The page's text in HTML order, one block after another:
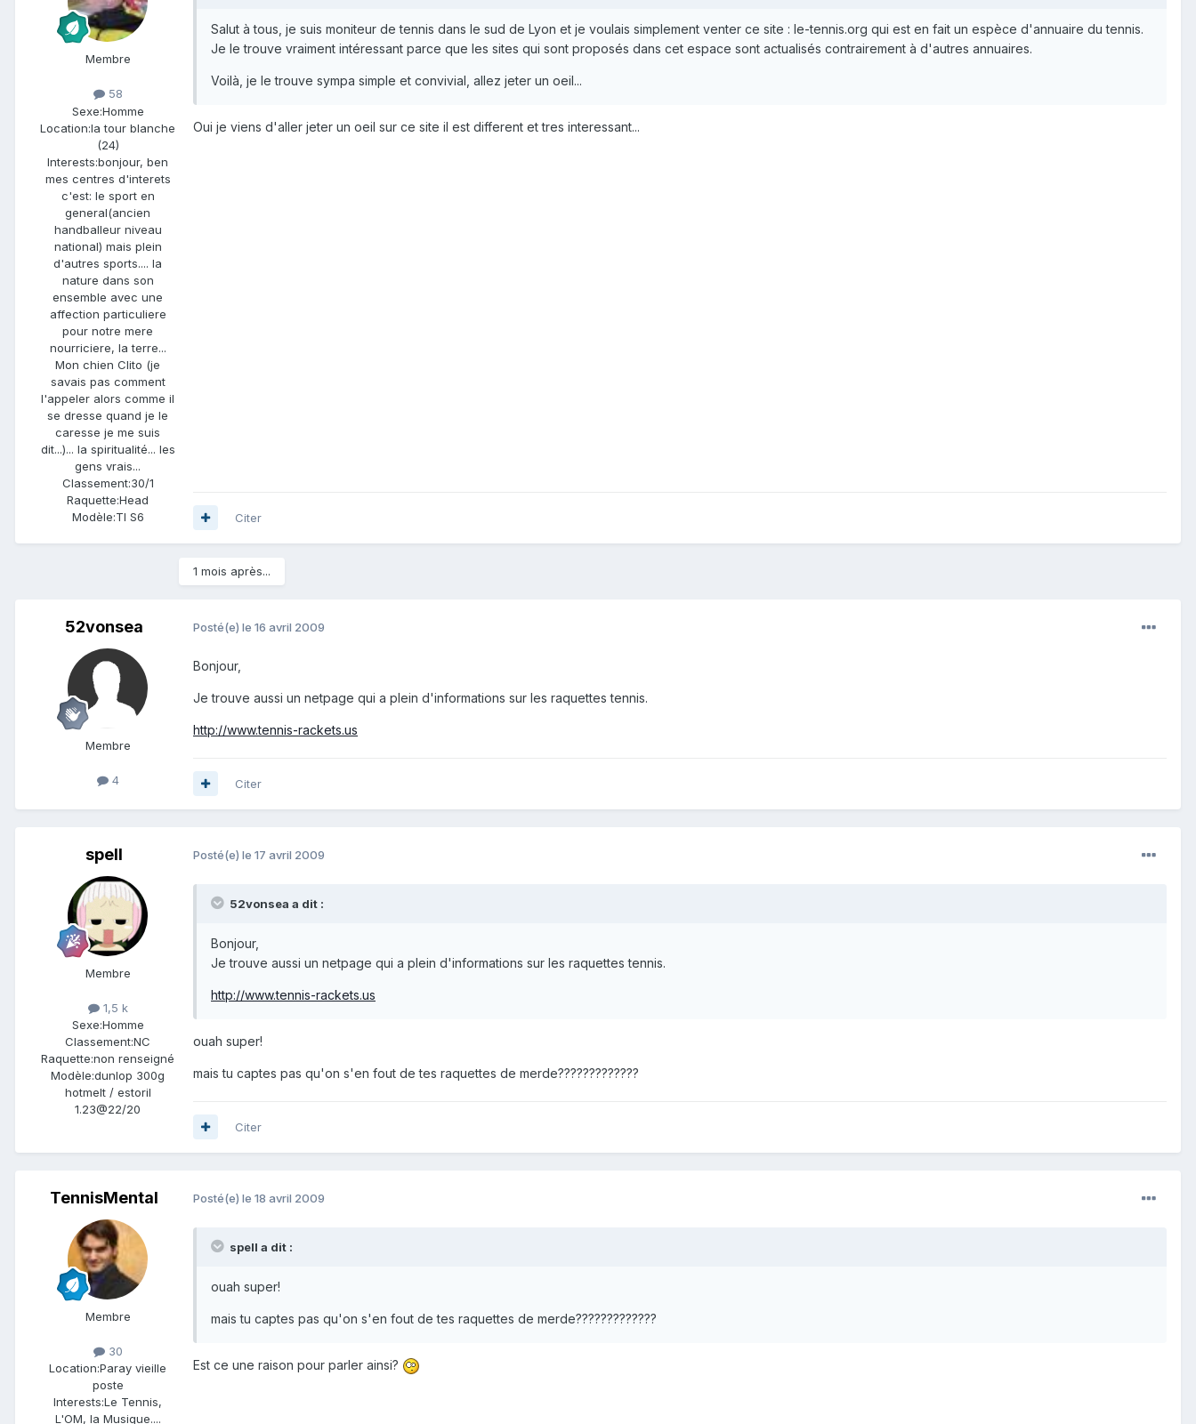
Membre
58
Sexe:Homme
Location:la tour blanche
(24)
Interests:bonjour, ben
mes centres d'interets
c'est: le sport en
general(ancien
handballeur niveau
national) mais plein
d'autres sports.... la
nature dans son
ensemble avec une
affection particuliere
pour notre mere
nourriciere, la terre...
Mon chien Clito (je
savais pas comment
l'appeler alors comme il
se dresse quand je le
caresse je me suis
dit...)... la spiritualité... les
gens vrais...
Classement:30/1
Raquette:Head
Modèle:TI S6
Salut à tous, je suis moniteur de tennis dans le sud de Lyon et je voulais simplement venter ce site : le-tennis.org qui est en fait un espèce d'annuaire du tennis.
Je le trouve vraiment intéressant parce que les sites qui sont proposés dans cet espace sont actualisés contrairement à d'autres annuaires.
Voilà, je le trouve sympa simple et convivial, allez jeter un oeil...
Oui je viens d'aller jeter un oeil sur ce site il est different et tres interessant...
Citer
1 mois après...
52vonsea
Membre
4
Posté(e) le 16 avril 2009
Bonjour,
Je trouve aussi un netpage qui a plein d'informations sur les raquettes tennis.
http://www.tennis-rackets.us
Citer
spell
Membre
1,5 k
Sexe:Homme
Classement:NC
Raquette:non renseigné
Modèle:dunlop 300g
hotmelt / estoril
1.23@22/20
Posté(e) le 17 avril 2009
52vonsea a dit :
Bonjour,
Je trouve aussi un netpage qui a plein d'informations sur les raquettes tennis.
http://www.tennis-rackets.us
ouah super!
mais tu captes pas qu'on s'en fout de tes raquettes de merde?????????????
Citer
TennisMental
Membre
30
Location:Paray vieille
poste
Interests:Le Tennis,
L'OM, la Musique....
Posté(e) le 18 avril 2009
spell a dit :
ouah super!
mais tu captes pas qu'on s'en fout de tes raquettes de merde?????????????
Est ce une raison pour parler ainsi?